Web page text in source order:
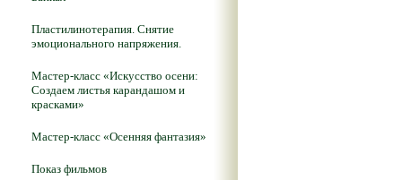
Пластилинотерапия. Снятие
эмоционального напряжения.
Мастер-класс «Искусство осени:
Создаем листья карандашом и
красками»
Мастер-класс «Осенняя фантазия»
Показ фильмов